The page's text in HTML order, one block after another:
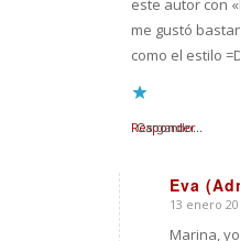
me gustó
como el estilo
Cargando...
Responder
Eva
Dice:
13 enero
Marina,